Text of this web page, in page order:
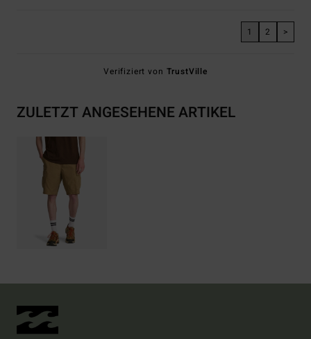
1 2 >
Verifiziert von TrustVille
ZULETZT ANGESEHENE ARTIKEL